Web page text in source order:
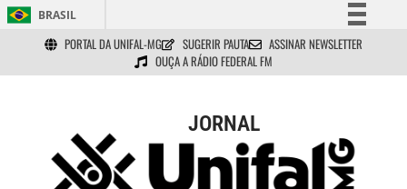
BRASIL
Simplifique!
Comunica BR
Acesso à informação
Legislação
Canais
PORTAL DA UNIFAL-MG SUGERIR PAUTA
ASSINAR NEWSLETTER
OUÇA A RÁDIO FEDERAL FM
JORNAL